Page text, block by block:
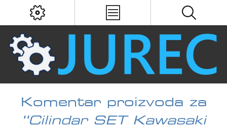
Komentar proizvoda za
Cilindar SET Kawasaki